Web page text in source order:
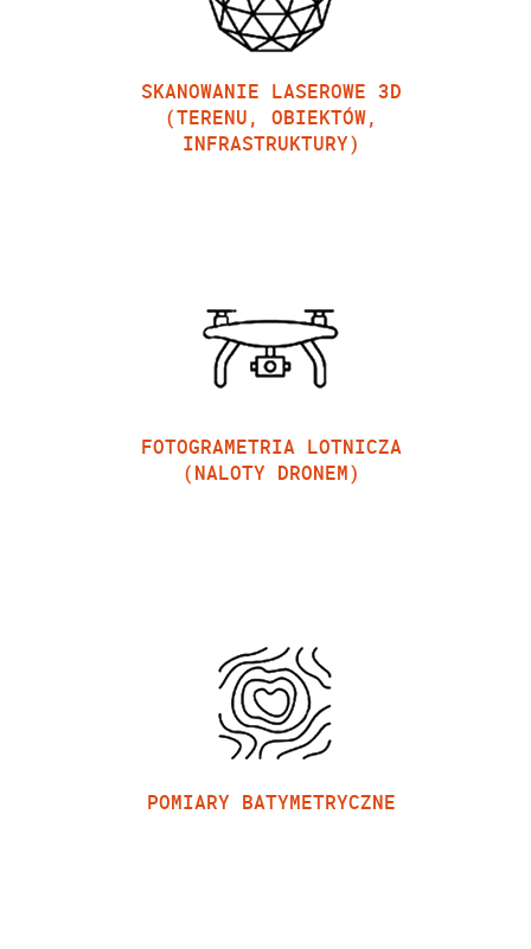
SKANOWANIE LASEROWE 3D
(TERENU, OBIEKTÓW,
INFRASTRUKTURY)
FOTOGRAMETRIA LOTNICZA
(NALOTY DRONEM)
POMIARY BATYMETRYCZNE